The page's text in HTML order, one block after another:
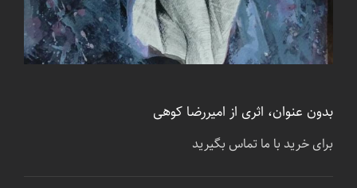
بدون عنوان، اثری از امیررضا کوهی
برای خرید با ما تماس بگیرید